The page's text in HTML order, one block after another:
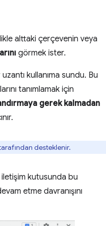
alttaki çerçevenin veya
görmek ister.
kullanıma sundu. Bu
tanımlamak için
gerek kalmadan
desteklenir.
iletişim kutusunda bu
etme davranışını